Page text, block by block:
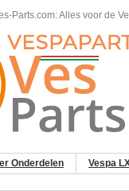
Parts.com: Alles voor de
Onderdelen Vespa